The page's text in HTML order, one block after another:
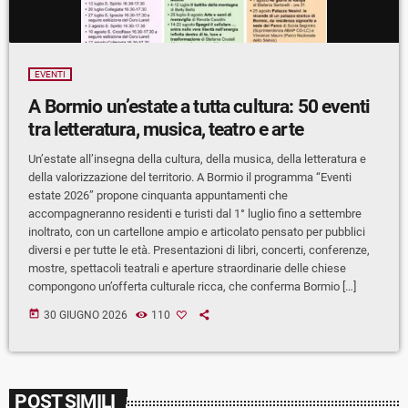
EVENTI
A Bormio un’estate a tutta cultura: 50 eventi
tra letteratura, musica, teatro e arte
Un’estate all’insegna della cultura, della musica, della letteratura e
della valorizzazione del territorio. A Bormio il programma “Eventi
estate 2026” propone cinquanta appuntamenti che
accompagneranno residenti e turisti dal 1° luglio fino a settembre
inoltrato, con un cartellone ampio e articolato pensato per pubblici
diversi e per tutte le età. Presentazioni di libri, concerti, conferenze,
mostre, spettacoli teatrali e aperture straordinarie delle chiese
compongono un’offerta culturale ricca, che conferma Bormio […]
today 30 GIUGNO 2026 110
POST SIMILI